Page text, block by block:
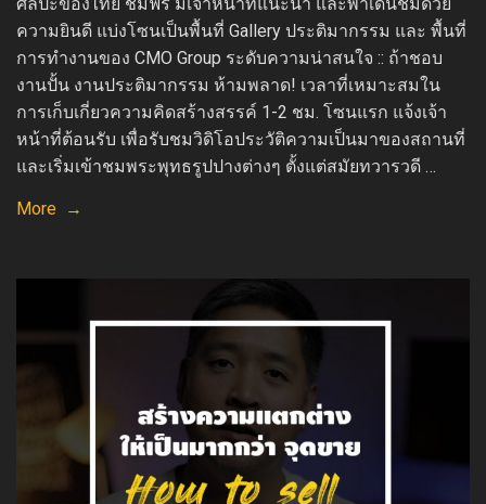
ความยินดี แบ่งโซนเป็นพื้นที่ Gallery ประติมากรรม และ พื้นที่
การทำงานของ CMO Group ระดับความน่าสนใจ :: ถ้าชอบ
งานปั้น งานประติมากรรม ห้ามพลาด! เวลาที่เหมาะสมใน
การเก็บเกี่ยวความคิดสร้างสรรค์ 1-2 ชม. โซนแรก แจ้งเจ้า
หน้าที่ต้อนรับ เพื่อรับชมวิดิโอประวัติความเป็นมาของสถานที่
และเริ่มเข้าชมพระพุทธรูปปางต่างๆ ตั้งแต่สมัยทวารวดี …
More →